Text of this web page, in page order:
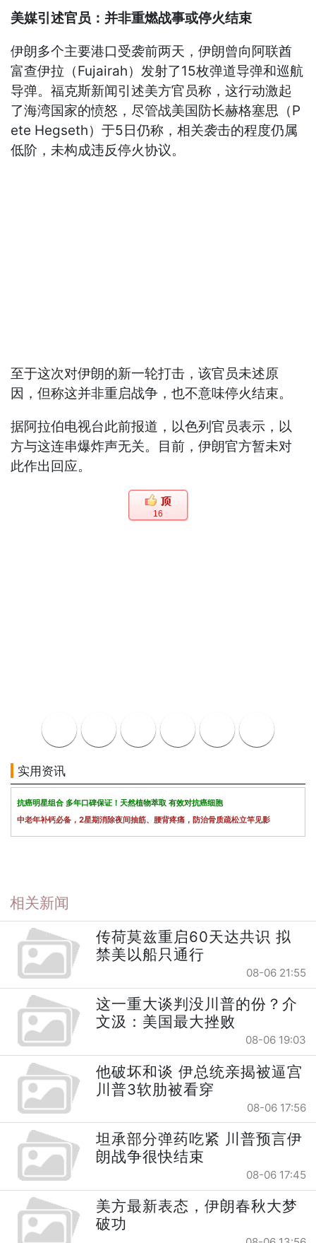
美媒引述官员：并非重燃战事或停火结束
伊朗多个主要港口受袭前两天，伊朗曾向阿联酋
富查伊拉（Fujairah）发射了15枚弹道导弹和巡航
导弹。福克斯新闻引述美方官员称，这行动激起
了海湾国家的愤怒，尽管战美国防长赫格塞思（P
ete Hegseth）于5日仍称，相关袭击的程度仍属
低阶，未构成违反停火协议。
至于这次对伊朗的新一轮打击，该官员未述原
因，但称这并非重启战争，也不意味停火结束。
据阿拉伯电视台此前报道，以色列官员表示，以
方与这连串爆炸声无关。目前，伊朗官方暂未对
此作出回应。
16
实用资讯
抗癌明星组合 多年口碑保证！天然植物萃取 有效对抗癌细胞
中老年补钙必备，2星期消除夜间抽筋、腰背疼痛，防治骨质疏松立竿见影
相关新闻
传荷莫兹重启60天达共识 拟
禁美以船只通行
08-06 21:55
这一重大谈判没川普的份？介
文汲：美国最大挫败
08-06 19:03
他破坏和谈 伊总统亲揭被逼宫
川普3软肋被看穿
08-06 17:56
坦承部分弹药吃紧 川普预言伊
朗战争很快结束
08-06 17:45
美方最新表态，伊朗春秋大梦
破功